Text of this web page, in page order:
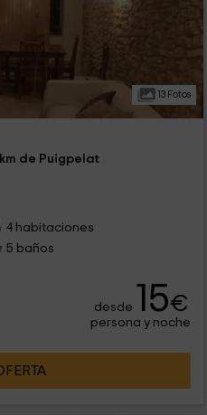
13 Fotos
de Puigpelat
4 habitaciones
5 baños
desde 15€
persona y noche